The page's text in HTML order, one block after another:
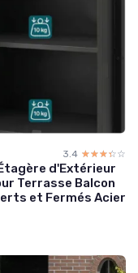
3.4 ☆☆☆☆☆
★★★★★
d'Extérieur
Terrasse Balcon
et Fermés Acier